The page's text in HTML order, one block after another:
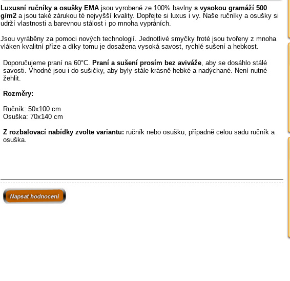
Luxusní ručníky a osušky EMAjsou vyrobené ze 100% bavlny s vysokou gramáží 500
g/m2a jsou také zárukou té nejvyšší kvality. Dopřejte si luxus i vy. Naše ručníky a osušky si
udrží vlastnosti a barevnou stálost i po mnoha vypráních.
Jsou vyráběny za pomoci nových technologií. Jednotlivé smyčky froté jsou tvořeny z mnoha
vláken kvalitní příze a díky tomu je dosažena vysoká savost, rychlé sušení a hebkost.
Doporučujeme praní na 60°C. Praní a sušení prosím bez aviváže , aby se dosáhlo stálé
savosti. Vhodné jsou i do sušičky, aby byly stále krásně hebké a nadýchané. Není nutné
žehlit.
Rozměry:
Ručník: 50x100 cm
Osuška: 70x140 cm
Z rozbalovací nabídky zvolte variantu: ručník nebo osušku, případně celou sadu ručník a
osuška.